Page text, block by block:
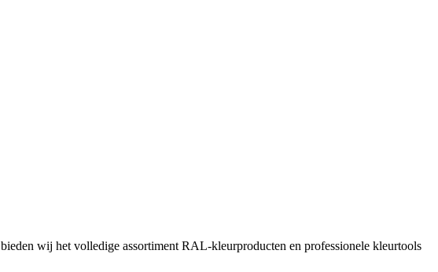
bieden wij het volledige assortiment RAL-kleurproducten en professionele kleurtools